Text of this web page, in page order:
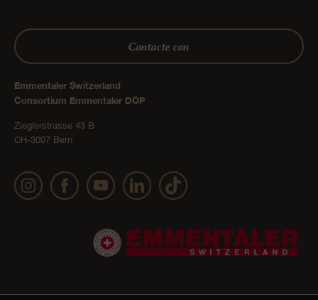
Contacte con
Emmentaler Switzerland
Consortium Emmentaler DOP
Zieglerstrasse 43 B
CH-3007 Bern